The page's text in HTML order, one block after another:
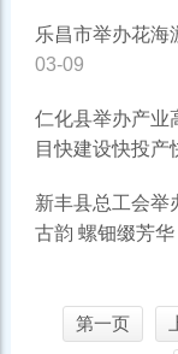
乐昌市举办花海
03-09
仁化县举办产业
目快建设快投产
新丰县总工会举
古韵 螺钿缀芳华
第一页